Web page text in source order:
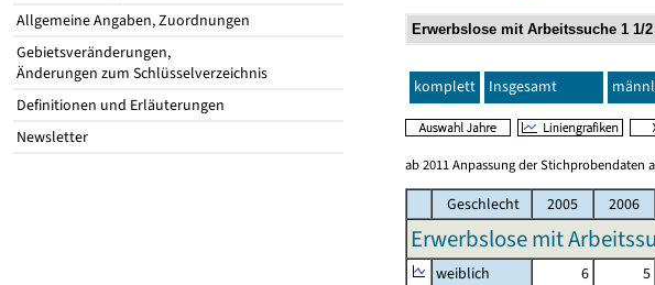
Allgemeine Angaben, Zuordnungen
Gebietsveränderungen,
Änderungen zum Schlüsselverzeichnis
Definitionen und Erläuterungen
Newsletter
komplett Insgesamt
ab 2011 Anpassung der Stichprobendaten
Geschlecht 2005 2006
Erwerbslose mit
weiblich 6 5